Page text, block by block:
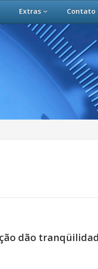
Extras Contato
dão